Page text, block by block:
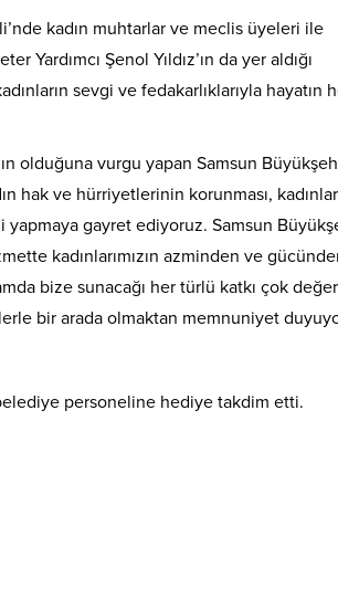
kadın muhtarlar ve meclis üyeleri ile
Yardımcı Şenol Yıldız’ın da yer aldığı
sevgi ve fedakarlıklarıyla hayatın
olduğuna vurgu yapan Samsun
hak ve hürriyetlerinin korunması,
gayret ediyoruz. Samsun
kadınlarımızın azminden ve
bize sunacağı her türlü katkı çok
bir arada olmaktan memnuniyet
personeline hediye takdim etti.